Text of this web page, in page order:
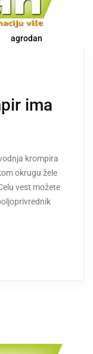
agrodan
ima
krompira
okrugu žele
vest možete